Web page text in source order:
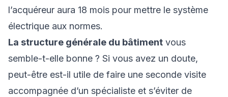
l’acquéreur aura 18 mois pour mettre le système
électrique aux normes.
La structure générale du bâtiment vous
semble-t-elle bonne ? Si vous avez un doute,
peut-être est-il utile de faire une seconde visite
accompagnée d’un spécialiste et s’éviter de